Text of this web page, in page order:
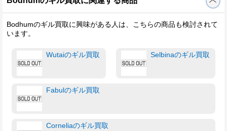
Bodhumのギル買取に興味がある人は、こちらの商品も検討されて
います。
Wutaiのギル買取 Selbinaのギル買取
Fabulのギル買取
Corneliaのギル買取